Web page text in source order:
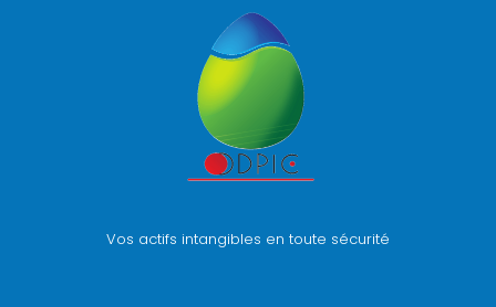
Vos actifs intangibles en toute sécurité